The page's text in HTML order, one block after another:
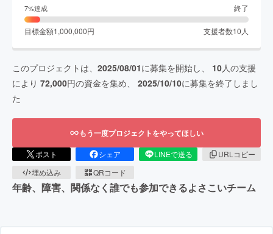
7%達成 終了
目標金額1,000,000円 支援者数10 人
このプロジェクトは、 2025/08/01に募集を開始し、 10人の支援
により 72,000円の資金を集め、 2025/10/10に募集を終了しまし
た
もう一度プロジェクトをやってほしい
ポスト シェア LINEで送る
URLコピー
埋め込み
QRコード
年齢、障害、関係なく誰でも参加できるよさこいチーム